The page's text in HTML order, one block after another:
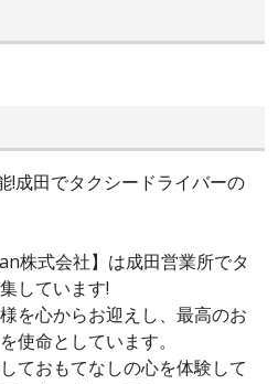
成田でタクシードライバーの
株式会社】は成田営業所でタ
しています!
を心からお迎えし、最高のお
使命としています。
ておもてなしの心を体験して